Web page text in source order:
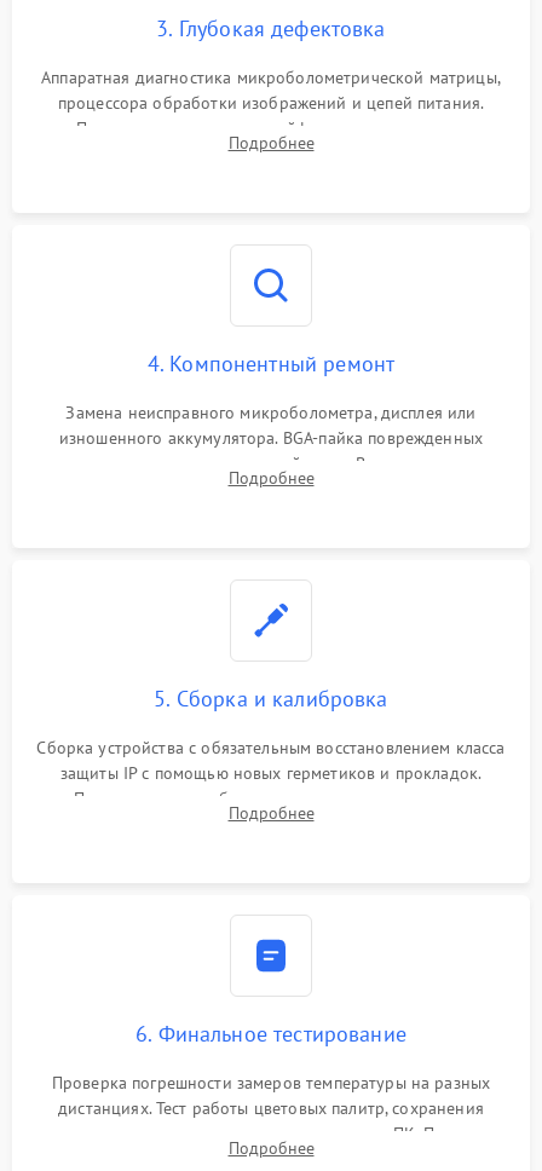
3. Глубокая дефектовка
Аппаратная диагностика микроболометрической матрицы,
процессора обработки изображений и цепей питания.
Проверка целостности шлейфов, модуля памяти и
интерфейсов связи. Выявление сгоревших SMD-компонентов
Подробнее
4. Компонентный ремонт
Замена неисправного микроболометра, дисплея или
изношенного аккумулятора. BGA-пайка поврежденных
контроллеров на материнской плате. Восстановление
разъемов и кнопок, замена поврежденных элементов
Подробнее
5. Сборка и калибровка
Сборка устройства с обязательным восстановлением класса
защиты IP с помощью новых герметиков и прокладок.
Программная калибровка матрицы по эталонному
абсолютно черному телу для точного измерения температур.
Подробнее
6. Финальное тестирование
Проверка погрешности замеров температуры на разных
дистанциях. Тест работы цветовых палитр, сохранения
термограмм в память и передачи данных на ПК. Проверка
автономности работы и итоговый контроль качества.
Подробнее